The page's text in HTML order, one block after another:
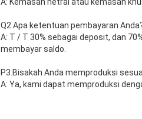
Q2.Apa ketentuan pembayaran
A: T / T 30% sebagai deposit, dan
membayar saldo.
P3.Bisakah Anda memproduksi
A: Ya, kami dapat memproduksi